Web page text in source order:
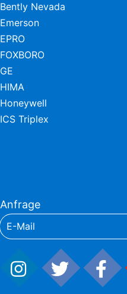
Bently Nevada
Emerson
EPRO
FOXBORO
GE
HIMA
Honeywell
ICS Triplex
Anfrage